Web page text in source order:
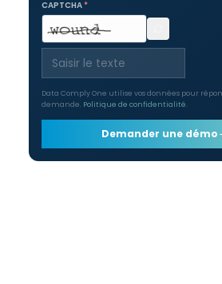
CAPTCHA*
Data Comply One utilise vos données pour
demande. Politique de confidentialité.
Demander une démo